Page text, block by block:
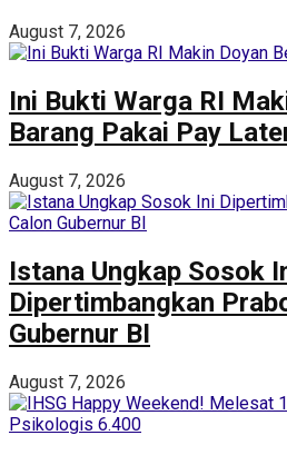
August 7, 2026
Ini Bukti Warga RI
Barang Pakai Pay
August 7, 2026
Istana Ungkap Sosok
Dipertimbangkan
Gubernur BI
August 7, 2026